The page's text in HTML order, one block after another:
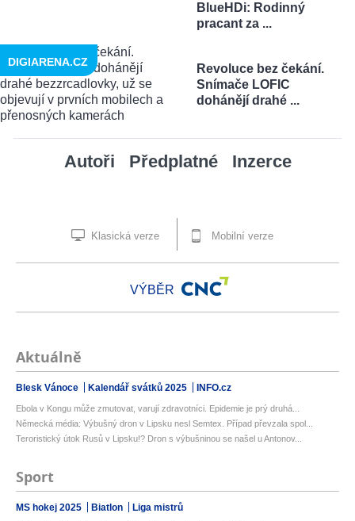
BlueHDi: Rodinný
pracant za ...
Revoluce bez čekání.
Snímače LOFIC
dohánějí drahé ...
DIGIARENA.CZ
Autoři Předplatné Inzerce
Klasická verze Mobilní verze
VÝBĚR
Aktuálně
Blesk Vánoce Kalendář svátků 2025 INFO.cz
Ebola v Kongu může zmutovat, varují zdravotníci. Epidemie je prý druhá...
Německá média: Výbušný dron v Lipsku nesl Semtex. Případ převzala spol...
Teroristický útok Rusů v Lipsku!? Dron s výbušninou se našel u Antonov...
Sport
MS hokej 2025 Biatlon Liga mistrů